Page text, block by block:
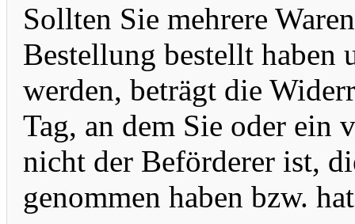
Sollten Sie mehrere
Bestellung bestellt haben
werden, beträgt die
Tag, an dem Sie oder ein
nicht der Beförderer ist,
genommen haben bzw.